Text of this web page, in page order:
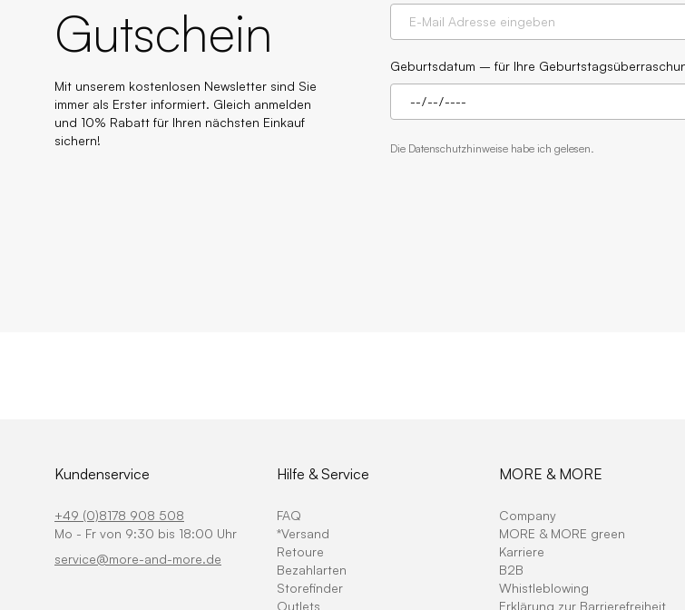
Gutschein
Mit unserem kostenlosen Newsletter sind Sie
immer als Erster informiert. Gleich anmelden
und 10% Rabatt für Ihren nächsten Einkauf
sichern!
Geburtsdatum – für Ihre
Die Datenschutzhinweise habe ich gelesen.
Kundenservice
+49 (0)8178 908 508
Mo - Fr von 9:30 bis 18:00 Uhr
service@more-and-more.de
Hilfe & Service
FAQ
*Versand
Retoure
Bezahlarten
Storefinder
Outlets
MORE & MORE
Company
MORE & MORE green
Karriere
B2B
Whistleblowing
Erklärung zur Barrierefreiheit